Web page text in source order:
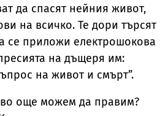
да спасят нейния живот,
на всичко. Те дори търсят
се приложи електрошокова
на дъщеря им:
на живот и смърт”.
още можем да правим?